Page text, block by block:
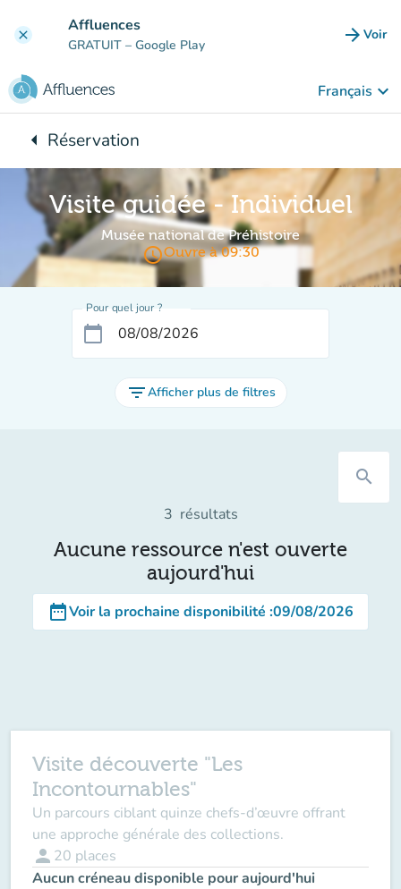
clear Affluences
GRATUIT – Google Play arrow_forward Voir
Français keyboard_arrow_down
arrow_leftRetour à :
Réservation
Visite guidée - Individuel
Musée national de Préhistoire
access_timeOuvre à 09:30
Pour quel jour ?
calendar_today
filter_listAfficher plus de filtres
search
3 résultats
Aucune ressource n'est ouverte
aujourd'hui
date_rangeVoir la prochaine disponibilité :09/08/2026
Visite découverte "Les
Incontournables"
Un parcours ciblant quinze chefs-d’œuvre offrant
une approche générale des collections.
person 20 places
Aucun créneau disponible pour aujourd'hui